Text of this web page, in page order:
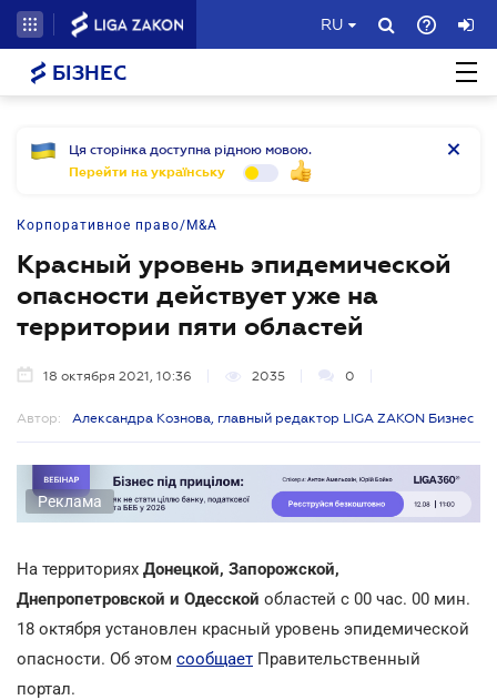
RU
БІЗНЕС
Ця сторінка доступна рідною мовою.
Перейти на українську
Корпоративное право/M&A
Красный уровень эпидемической
опасности действует уже на
территории пяти областей
18 октября 2021, 10:36 2035 0
Автор: Александра Кознова, главный редактор LIGA ZAKON Бизнес
Реклама
На территориях Донецкой, Запорожской,
Днепропетровской и Одесской областей с 00 час. 00 мин.
18 октября установлен красный уровень эпидемической
опасности. Об этом сообщает Правительственный
портал.